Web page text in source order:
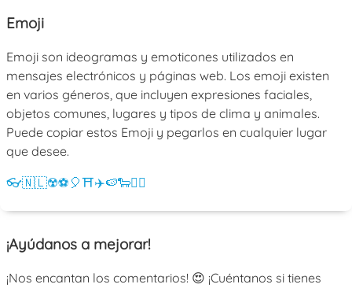
Emoji
Emoji son ideogramas y emoticones utilizados en
mensajes electrónicos y páginas web. Los emoji existen
en varios géneros, que incluyen expresiones faciales,
objetos comunes, lugares y tipos de clima y animales.
Puede copiar estos Emoji y pegarlos en cualquier lugar
que desee.
👓🇳🇱☢️⚽ 🎈⛩️✈️🍉🐑💁‍♀️
¡Ayúdanos a mejorar!
¡Nos encantan los comentarios! 😍 ¡Cuéntanos si tienes